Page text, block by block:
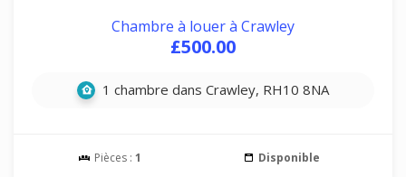
Chambre à louer à Crawley
£500.00
1 chambre dans Crawley, RH10 8NA
Pièces : 1 Disponible